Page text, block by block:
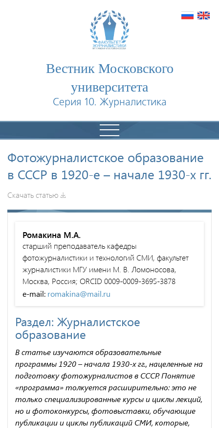
Вестник Московского
университета
Серия 10. Журналистика
Фотожурналистское образование
в СССР в 1920-е – начале 1930-х гг.
Скачать статью
Ромакина М.А.
старший преподаватель кафедры
фотожурналистики и технологий СМИ, факультет
журналистики МГУ имени М. В. Ломоносова,
Москва, Россия; ORCID 0009-0009-3695-3878
e-mail: romakina@mail.ru
Раздел: Журналистское
образование
В статье изучаются образовательные
программы 1920 – начала 1930-х гг., нацеленные на
подготовку фотожурналистов в СССР. Понятие
«программа» толкуется расширительно: это не
только специализированные курсы и циклы лекций,
но и фотоконкурсы, фотовыставки, обучающие
публикации и циклы публикаций СМИ, которые,